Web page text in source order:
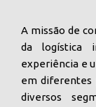
A missão de
da logística
experiência e
em diferentes
diversos